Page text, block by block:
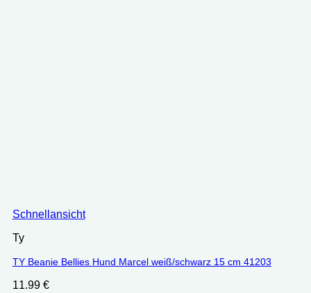
Schnellansicht
Ty
TY Beanie Bellies Hund Marcel weiß/schwarz 15 cm 41203
11.99 €